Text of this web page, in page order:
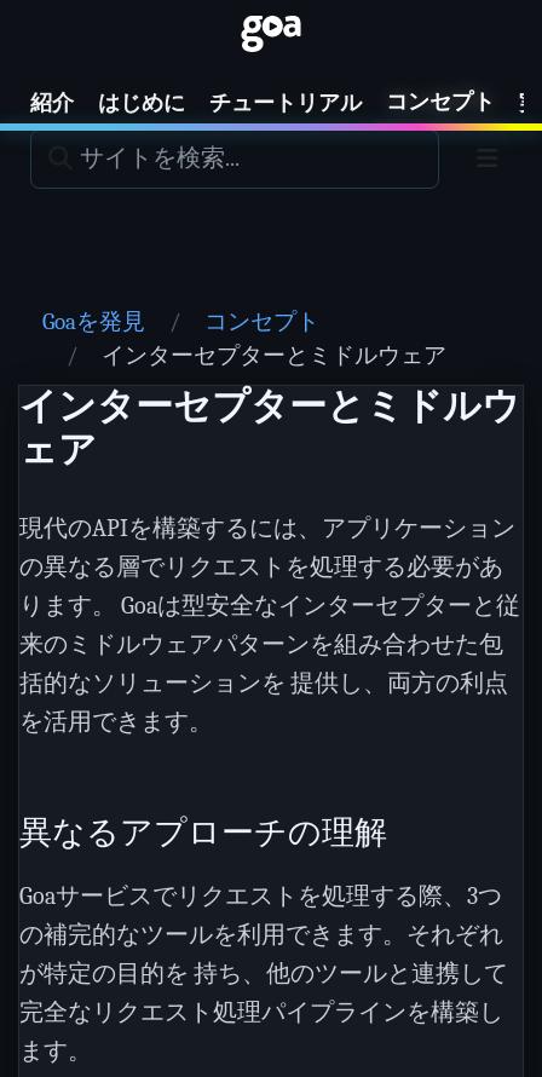
紹介 はじめに チュートリアル コンセプト
Goaを発見
コンセプト
インターセプターとミドルウェア
インターセプターとミドルウ
ェア
現代のAPIを構築するには、アプリケーション
の異なる層でリクエストを処理する必要があ
ります。 Goaは型安全なインターセプターと従
来のミドルウェアパターンを組み合わせた包
括的なソリューションを 提供し、両方の利点
を活用できます。
異なるアプローチの理解
Goaサービスでリクエストを処理する際、3つ
の補完的なツールを利用できます。それぞれ
が特定の目的を 持ち、他のツールと連携して
完全なリクエスト処理パイプラインを構築し
ます。